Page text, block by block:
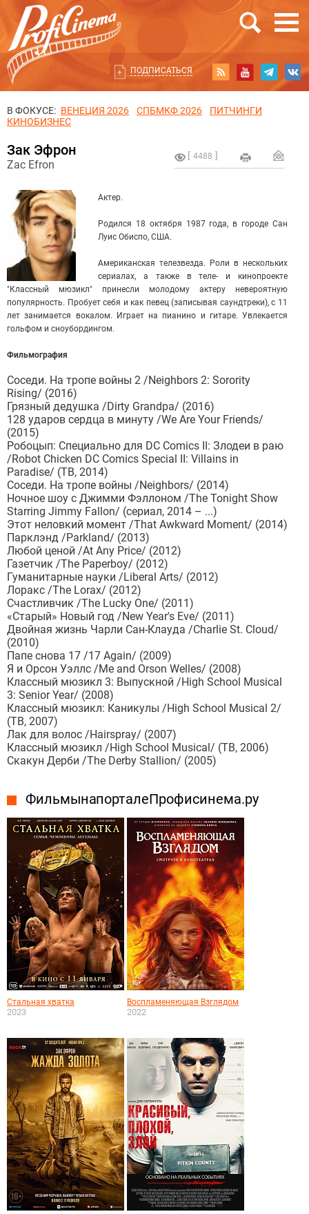
ПОДПИСАТЬСЯ
В ФОКУСЕ: ВЕНЕЦИЯ 2026 СПБМКФ 2026
ПИТЧИНГИ
КИНОБИЗНЕС
4488
Зак Эфрон
Zac Efron
Актер.
Родился 18 октября 1987 года, в городе Сан
Луис Обиспо, США.
Американская телезвезда.
Роли в нескольких
сериалах, а также в теле- и кинопроекте
"Классный мюзикл" принесли молодому актеру невероятную
популярность. Пробует себя и как певец (записывая саундтреки), с 11
лет занимается вокалом.
Играет на пианино и гитаре. Увлекается
гольфом и сноубордингом.
Фильмография
Соседи. На тропе войны 2 /Neighbors 2: Sorority
Rising/ (2016)
Грязный дедушка /Dirty Grandpa/ (2016)
128 ударов сердца в минуту /We Are Your Friends/
(2015)
Робоцып: Специально для DC Comics II: Злодеи в раю
/Robot Chicken DC Comics Special II: Villains in
Paradise/ (ТВ, 2014)
Соседи. На тропе войны /Neighbors/ (2014)
Ночное шоу с Джимми Фэллоном /The Tonight Show
Starring Jimmy Fallon/ (сериал, 2014 – ...)
Этот неловкий момент /That Awkward Moment/ (2014)
Парклэнд /Parkland/ (2013)
Любой ценой /At Any Price/ (2012)
Газетчик /The Paperboy/ (2012)
Гуманитарные науки /Liberal Arts/ (2012)
Лоракс /The Lorax/ (2012)
Счастливчик /The Lucky One/ (2011)
«Старый» Новый год /New Year's Eve/ (2011)
Двойная жизнь Чарли Сан-Клауда /Charlie St. Cloud/
(2010)
Папе снова 17 /17 Again/ (2009)
Я и Орсон Уэллс /Me and Orson Welles/ (2008)
Классный мюзикл 3: Выпускной /High School Musical
3: Senior Year/ (2008)
Классный мюзикл: Каникулы /High School Musical 2/
(ТВ, 2007)
Лак для волос /Hairspray/ (2007)
Классный мюзикл /High School Musical/ (ТВ, 2006)
Скакун Дерби /The Derby Stallion/ (2005)
Фильмы на портале Профисинема.ру
Стальная хватка
2023
Воспламеняющая Взглядом
2022